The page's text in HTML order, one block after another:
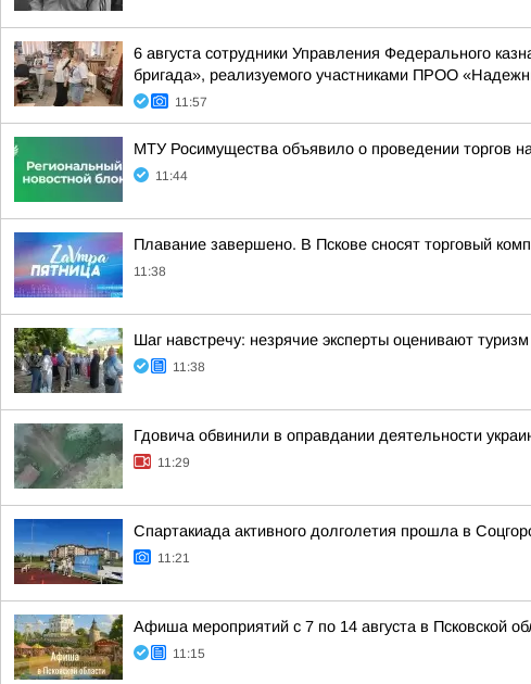
6 августа сотрудники Управления Федерального
бригада», реализуемого участниками ПРОО
11:57
МТУ Росимущества объявило о проведении торгов
11:44
Плавание завершено. В Пскове сносят торговый
11:38
Шаг навстречу: незрячие эксперты оценивают
11:38
Гдовича обвинили в оправдании деятельности
11:29
Спартакиада активного долголетия прошла в
11:21
Афиша мероприятий с 7 по 14 августа в Псковской
11:15